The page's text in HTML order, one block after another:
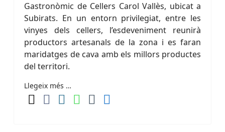
Gastronòmic de Cellers Carol Vallès, ubicat a
Subirats. En un entorn privilegiat, entre les
vinyes dels cellers, l’esdeveniment reunirà
productors artesanals de la zona i es faran
maridatges de cava amb els millors productes
del territori.
Llegeix més …